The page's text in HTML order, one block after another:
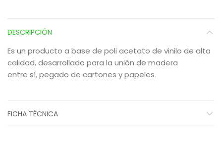
DESCRIPCIÓN
Es un producto a base de poli acetato de vinilo de alta
calidad, desarrollado para la unión de madera
entre sí, pegado de cartones y papeles.
FICHA TÉCNICA